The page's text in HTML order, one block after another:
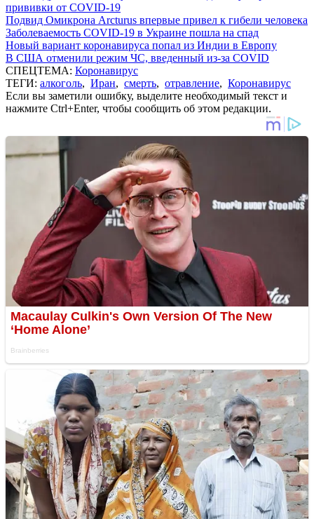
прививки от COVID-19
Подвид Омикрона Arcturus впервые привел к гибели человека
Заболеваемость COVID-19 в Украине пошла на спад
Новый вариант коронавируса попал из Индии в Европу
В США отменили режим ЧС, введенный из-за COVID
СПЕЦТЕМА: Коронавирус
ТЕГИ: алкоголь, Иран, смерть, отравление, Коронавирус
Если вы заметили ошибку, выделите необходимый текст и
нажмите Ctrl+Enter, чтобы сообщить об этом редакции.